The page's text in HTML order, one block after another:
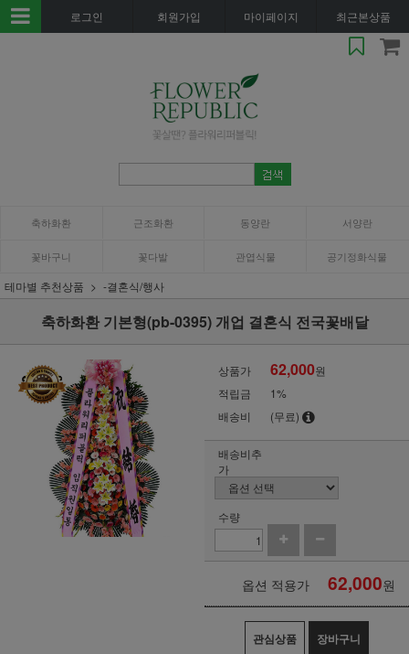
로그인 회원가입 마이페이지 최근본상품
축하화환 근조화환 동양란 서양란
꽃바구니 꽃다발 관엽식물 공기정화식물
테마별 추천상품 -결혼식/행사
축하화환 기본형(pb-0395) 개업 결혼식 전국꽃배달
상품가 62,000원
적립금
1%
배송비
(무료)
배송비추
가
수량
옵션 적용가 62,000원
관심상품 장바구니